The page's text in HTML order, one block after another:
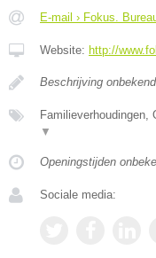
E-mail › Fokus.
Website: http://
Beschrijving onbekend
Familieverhoudingen,
▼
Openingstijden
Sociale media: